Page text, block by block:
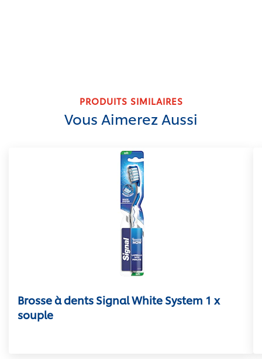
PRODUITS SIMILAIRES
Vous Aimerez Aussi
Brosse à dents Signal White System 1 x
souple